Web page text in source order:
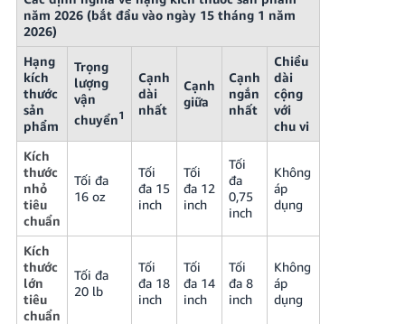
năm 2026 (bắt đầu vào ngày 15 tháng 1 năm
2026)
Hạng
kích
thước
sản
phẩm
Trọng
lượng
vận
chuyển1
Cạnh
dài
nhất
Cạnh
giữa
Cạnh
ngắn
nhất
Chiều
dài
cộng
với
chu vi
Kích
thước
nhỏ
tiêu
chuẩn
Tối đa
16 oz
Tối
đa 15
inch
Tối
đa 12
inch
Tối
đa
0,75
inch
Không
áp
dụng
Kích
thước
lớn
tiêu
chuẩn
Tối đa
20 lb
Tối
đa 18
inch
Tối
đa 14
inch
Tối
đa 8
inch
Không
áp
dụng